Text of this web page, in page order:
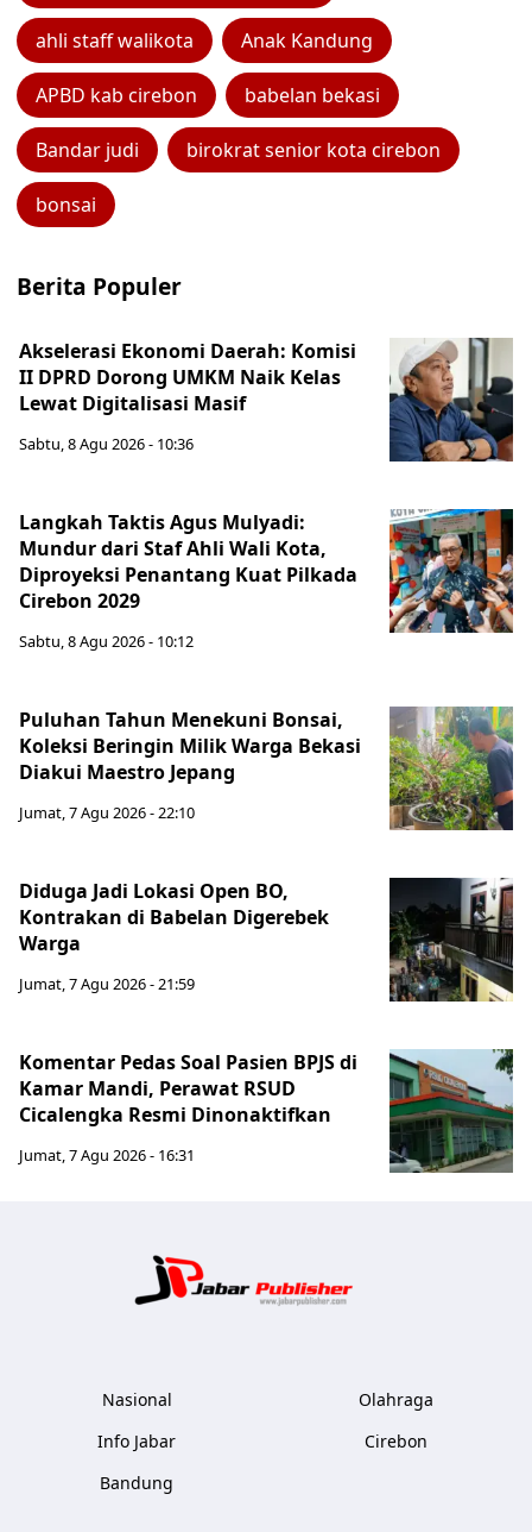
ahli staff walikota Anak Kandung
APBD kab cirebon babelan bekasi
Bandar judi birokrat senior kota cirebon
bonsai
Berita Populer
Akselerasi Ekonomi Daerah: Komisi
II DPRD Dorong UMKM Naik Kelas
Lewat Digitalisasi Masif
Sabtu, 8 Agu 2026 - 10:36
Langkah Taktis Agus Mulyadi:
Mundur dari Staf Ahli Wali Kota,
Diproyeksi Penantang Kuat Pilkada
Cirebon 2029
Sabtu, 8 Agu 2026 - 10:12
Puluhan Tahun Menekuni Bonsai,
Koleksi Beringin Milik Warga Bekasi
Diakui Maestro Jepang
Jumat, 7 Agu 2026 - 22:10
Diduga Jadi Lokasi Open BO,
Kontrakan di Babelan Digerebek
Warga
Jumat, 7 Agu 2026 - 21:59
Komentar Pedas Soal Pasien BPJS di
Kamar Mandi, Perawat RSUD
Cicalengka Resmi Dinonaktifkan
Jumat, 7 Agu 2026 - 16:31
Nasional
Info Jabar
Bandung
Olahraga
Cirebon